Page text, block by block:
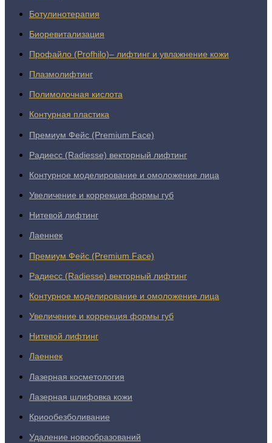
Ботулинотерапия
Биоревитализация
Профайло (Profhilo)– лифтинг и увлажнение кожи
Плазмолифтинг
Полимолочная кислота
Контурная пластика
Премиум Фейс (Premium Face)
Радиесс (Radiesse) векторный лифтинг
Контурное моделирование и омоложение лица
Увеличение и коррекция формы губ
Нитевой лифтинг
Лаеннек
Премиум Фейс (Premium Face)
Радиесс (Radiesse) векторный лифтинг
Контурное моделирование и омоложение лица
Увеличение и коррекция формы губ
Нитевой лифтинг
Лаеннек
Лазерная косметология
Лазерная шлифовка кожи
Криообезболивание
Удаление новообразований